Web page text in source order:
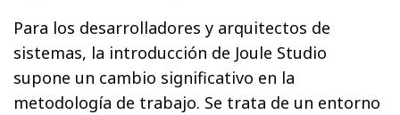
Para los desarrolladores y arquitectos de
sistemas, la introducción de Joule Studio
supone un cambio significativo en la
metodología de trabajo. Se trata de un entorno